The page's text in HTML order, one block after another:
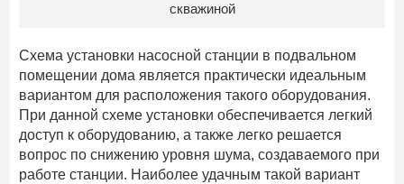
скважиной
Схема установки насосной станции в подвальном
помещении дома является практически идеальным
вариантом для расположения такого оборудования.
При данной схеме установки обеспечивается легкий
доступ к оборудованию, а также легко решается
вопрос по снижению уровня шума, создаваемого при
работе станции. Наиболее удачным такой вариант